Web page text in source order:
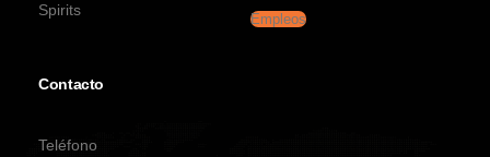
Spirits
Empleos
Contacto
Teléfono